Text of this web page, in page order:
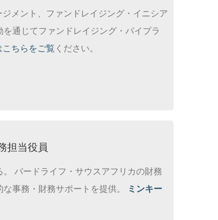
メント、ファンドレイジング・イニシア
通じてファンドレイジング・パイプラ
ちらをご覧 ください。
担当役員
バードライフ・サウスアフリカの財務
事務・財務サポートを提供。
ミンキー